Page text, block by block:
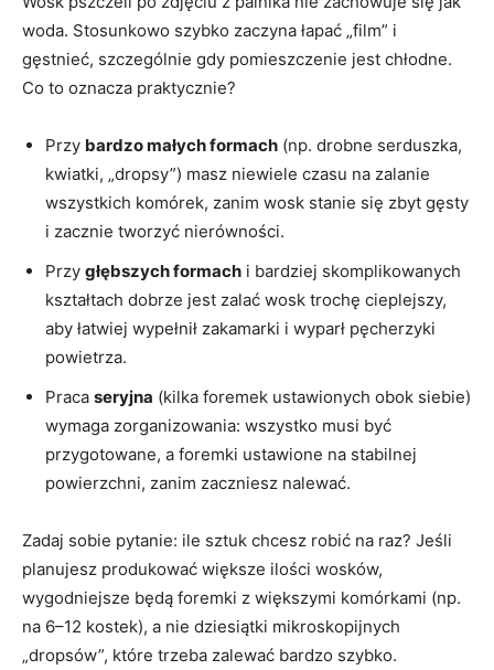
woda. Stosunkowo szybko zaczyna łapać „film” i
gęstnieć, szczególnie gdy pomieszczenie jest chłodne.
Co to oznacza praktycznie?
Przy bardzo małych formach (np. drobne serduszka,
kwiatki, „dropsy”) masz niewiele czasu na zalanie
wszystkich komórek, zanim wosk stanie się zbyt gęsty
i zacznie tworzyć nierówności.
Przy głębszych formach i bardziej skomplikowanych
kształtach dobrze jest zalać wosk trochę cieplejszy,
aby łatwiej wypełnił zakamarki i wyparł pęcherzyki
powietrza.
Praca seryjna (kilka foremek ustawionych obok siebie)
wymaga zorganizowania: wszystko musi być
przygotowane, a foremki ustawione na stabilnej
powierzchni, zanim zaczniesz nalewać.
Zadaj sobie pytanie: ile sztuk chcesz robić na raz? Jeśli
planujesz produkować większe ilości wosków,
wygodniejsze będą foremki z większymi komórkami (np.
na 6–12 kostek), a nie dziesiątki mikroskopijnych
„dropsów”, które trzeba zalewać bardzo szybko.